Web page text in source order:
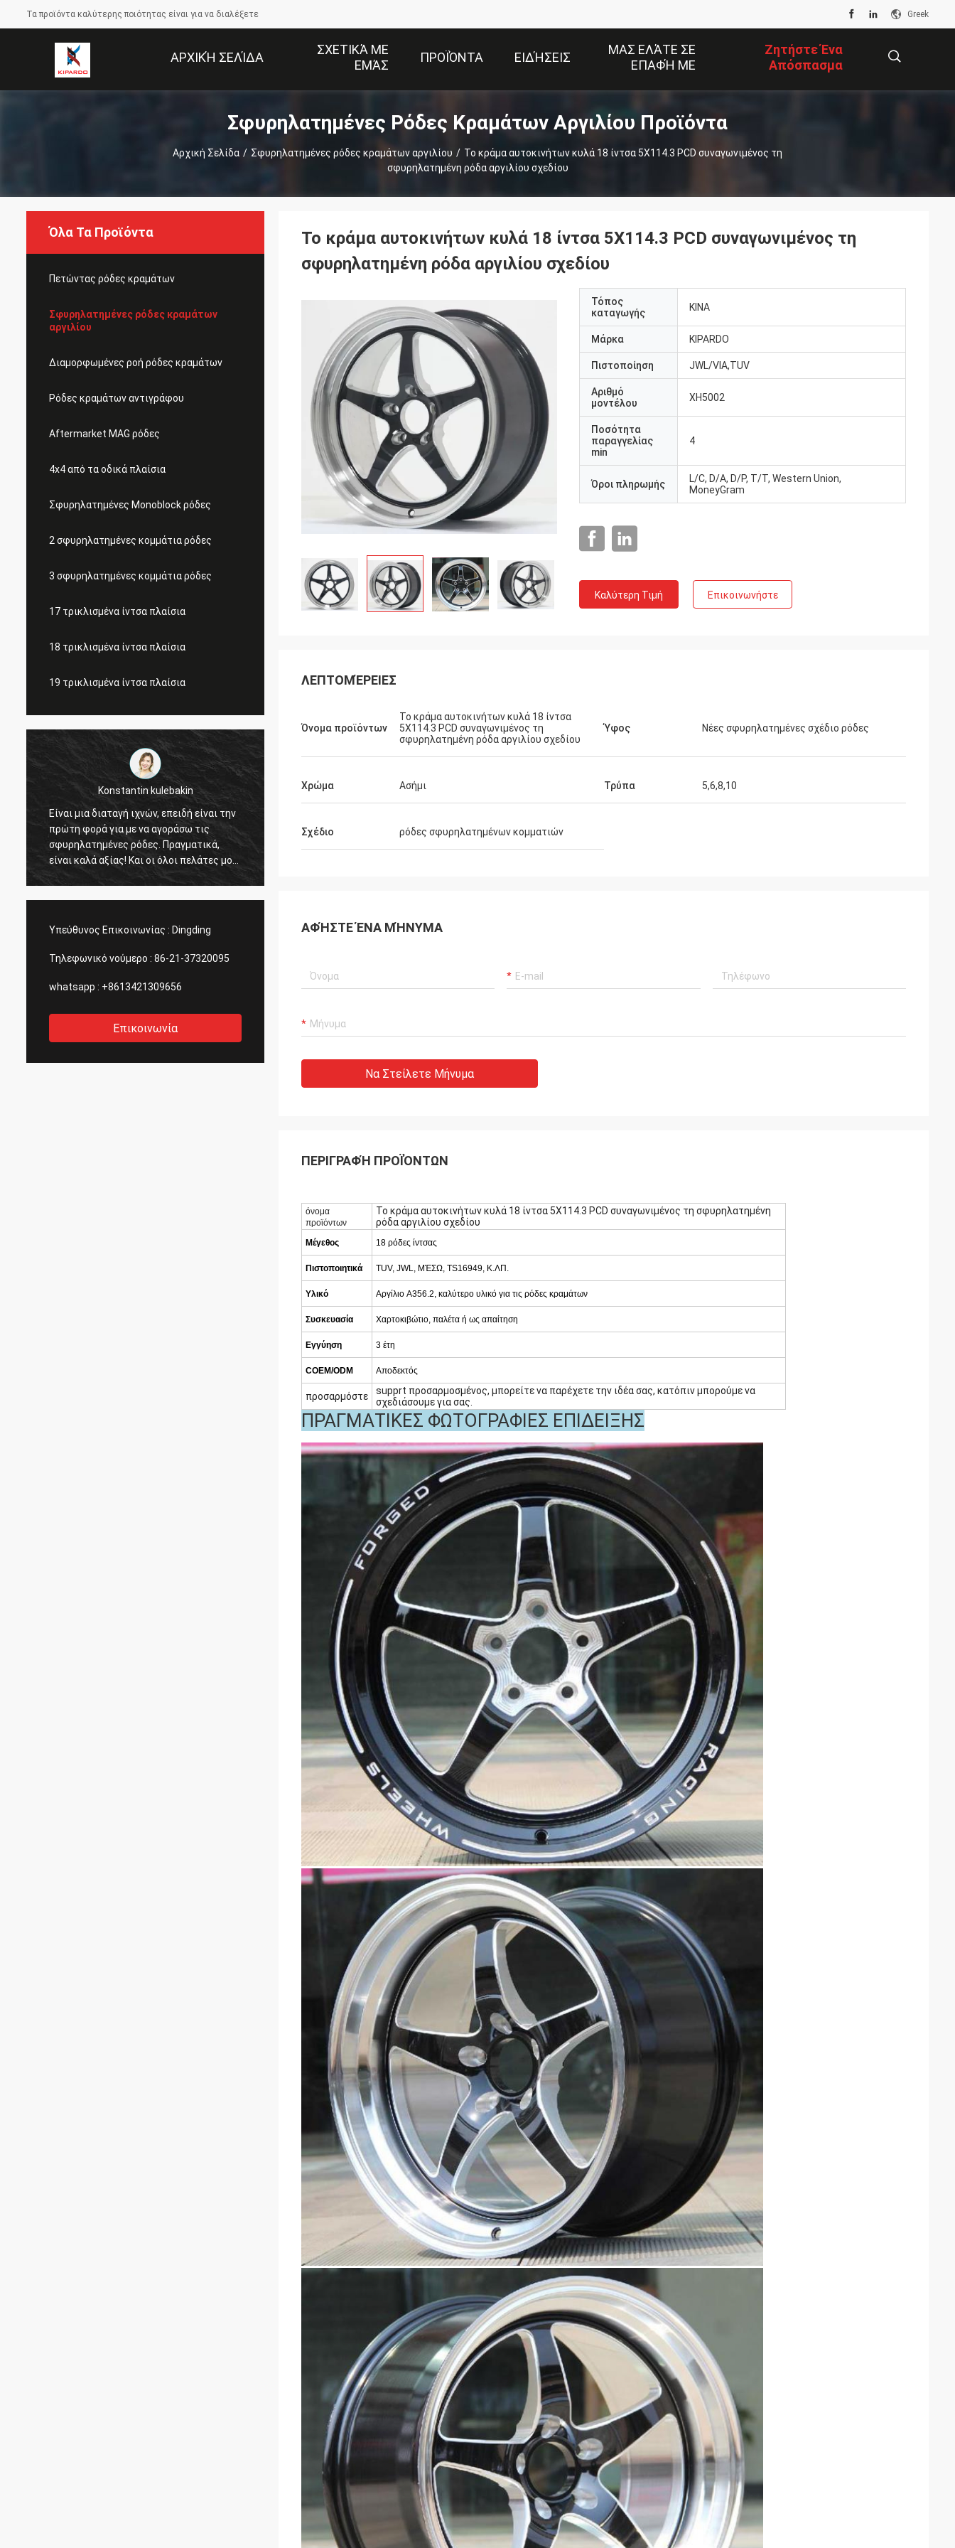
Τα προϊόντα καλύτερης ποιότητας είναι για να διαλέξετε Greek
ΑΡΧΙΚΉ ΣΕΛΊΔΑ
ΣΧΕΤΙΚΆ ΜΕ
ΕΜΆΣ
ΠΡΟΪΌΝΤΑ ΕΙΔΉΣΕΙΣ
ΜΑΣ ΕΛΆΤΕ ΣΕ
ΕΠΑΦΉ ΜΕ
Ζητήστε Ένα
Απόσπασμα
Σφυρηλατημένες Ρόδες Κραμάτων Αργιλίου Προϊόντα
Αρχική Σελίδα / Σφυρηλατημένες ρόδες κραμάτων αργιλίου / Το κράμα αυτοκινήτων κυλά 18 ίντσα 5X114.3 PCD συναγωνιμένος τη
σφυρηλατημένη ρόδα αργιλίου σχεδίου
Όλα Τα Προϊόντα
Πετώντας ρόδες κραμάτων
Σφυρηλατημένες ρόδες κραμάτων
αργιλίου
Διαμορφωμένες ροή ρόδες κραμάτων
Ρόδες κραμάτων αντιγράφου
Aftermarket MAG ρόδες
4x4 από τα οδικά πλαίσια
Σφυρηλατημένες Monoblock ρόδες
2 σφυρηλατημένες κομμάτια ρόδες
3 σφυρηλατημένες κομμάτια ρόδες
17 τρικλισμένα ίντσα πλαίσια
18 τρικλισμένα ίντσα πλαίσια
19 τρικλισμένα ίντσα πλαίσια
μου
Πλανίζω
Lucas Mendes
τρομερή ρόδα, καλή ποιότητα και
συμπαθητικό σχέδιο. σας ευχαριστώ για
τη γρήγορη απάντησή σας και την
υπηρεσία
Υπεύθυνος Επικοινωνίας : Dingding
Τηλεφωνικό νούμερο : 86-21-37320095
whatsapp : +8613421309656
Επικοινωνία
Το κράμα αυτοκινήτων κυλά 18 ίντσα 5X114.3 PCD συναγωνιμένος τη
σφυρηλατημένη ρόδα αργιλίου σχεδίου
Τόπος
καταγωγής
ΚΙΝΑ
Μάρκα KIPARDO
Πιστοποίηση JWL/VIA,TUV
Αριθμό
μοντέλου
XH5002
Ποσότητα
παραγγελίας
min
4
Όροι πληρωμής
L/C, D/A, D/P, T/T, Western Union,
MoneyGram
Καλύτερη Τιμή Επικοινωνήστε
ΛΕΠΤΟΜΈΡΕΙΕΣ
Όνομα προϊόντων
Το κράμα αυτοκινήτων κυλά 18 ίντσα
5X114.3 PCD συναγωνιμένος τη
σφυρηλατημένη ρόδα αργιλίου σχεδίου
Ύφος Νέες σφυρηλατημένες σχέδιο ρόδες
Χρώμα Ασήμι Τρύπα 5,6,8,10
Σχέδιο ρόδες σφυρηλατημένων κομματιών
ΑΦΉΣΤΕ ΈΝΑ ΜΉΝΥΜΑ
Να Στείλετε Μήνυμα
ΠΕΡΙΓΡΑΦΉ ΠΡΟΪΌΝΤΩΝ
όνομα
προϊόντων
Το κράμα αυτοκινήτων κυλά 18 ίντσα 5X114.3 PCD συναγωνιμένος τη σφυρηλατημένη
ρόδα αργιλίου σχεδίου
Μέγεθος 18 ρόδες ίντσας
Πιστοποιητικά TUV, JWL, ΜΈΣΩ, TS16949, Κ.ΛΠ.
Υλικό Αργίλιο A356.2, καλύτερο υλικό για τις ρόδες κραμάτων
Συσκευασία Χαρτοκιβώτιο, παλέτα ή ως απαίτηση
Εγγύηση 3 έτη
COEM/ODM Αποδεκτός
προσαρμόστε
supprt προσαρμοσμένος, μπορείτε να παρέχετε την ιδέα σας, κατόπιν μπορούμε να
σχεδιάσουμε για σας.
ΠΡΑΓΜΑΤΙΚΕΣ ΦΩΤΟΓΡΑΦΙΕΣ ΕΠΙΔΕΙΞΗΣ